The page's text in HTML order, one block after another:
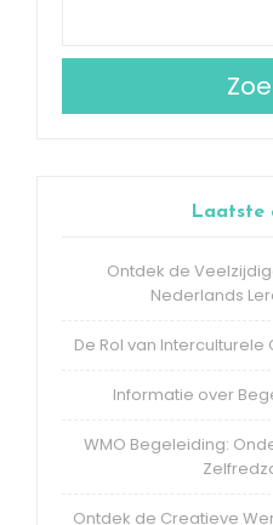
Laatste
Ontdek de
Nederlands
De Rol van
Informatie over
WMO Begeleiding:
Ontdek de Creatieve